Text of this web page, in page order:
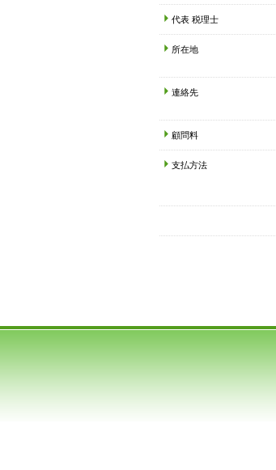
代表 税理士
所在地
連絡先
顧問料
支払方法